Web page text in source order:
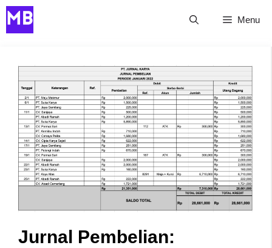
Skip
to
Menu
Jurnal Pembelian: